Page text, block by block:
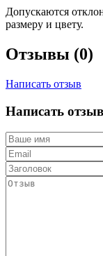
Допускаются
размеру и цвету.
Отзывы (0)
Написать отзыв
Написать отзыв